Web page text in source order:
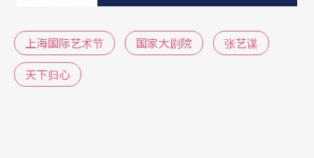
尽管《天下归心》的演艺阵容堪称奢华，但是张艺
谋此次执导的理念却执意选择了简约的路线。他
说：「作为一个跨界导演，面临的最主要挑战就是
如何让京剧呈现出它最本质的美。」所以，张艺谋
上海国际艺术节 国家大剧院
张艺谋
天下归心